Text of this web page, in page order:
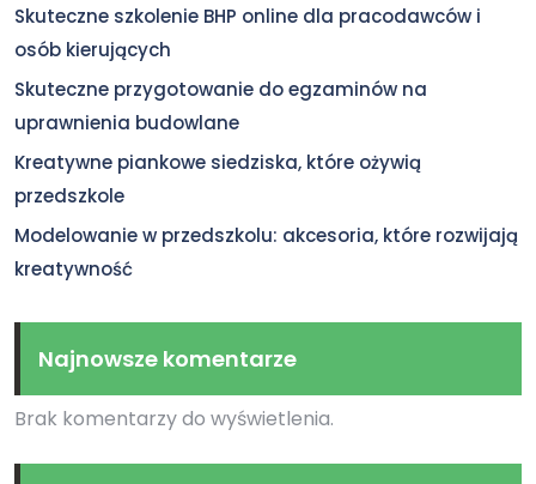
Skuteczne szkolenie BHP online dla pracodawców i
osób kierujących
Skuteczne przygotowanie do egzaminów na
uprawnienia budowlane
Kreatywne piankowe siedziska, które ożywią
przedszkole
Modelowanie w przedszkolu: akcesoria, które rozwijają
kreatywność
Najnowsze komentarze
Brak komentarzy do wyświetlenia.